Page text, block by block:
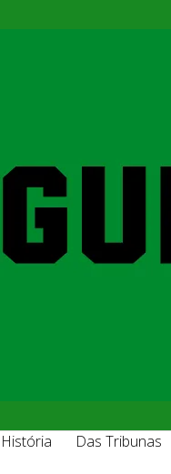
História Das Tribunas